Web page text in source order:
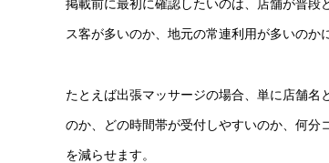
掲載前に最初に確認したいのは、店舗が普段
ス客が多いのか、地元の常連利用が多いのか
たとえば出張マッサージの場合、単に店舗
のか、どの時間帯が受付しやすいのか、何分
を減らせます。